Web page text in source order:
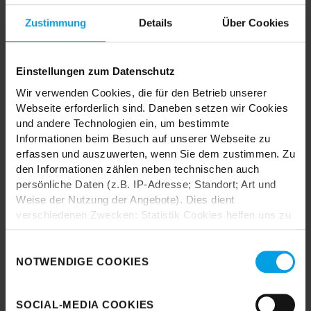
Zustimmung Details Über Cookies
Einstellungen zum Datenschutz
Wir verwenden Cookies, die für den Betrieb unserer
Webseite erforderlich sind. Daneben setzen wir Cookies
und andere Technologien ein, um bestimmte
Informationen beim Besuch auf unserer Webseite zu
erfassen und auszuwerten, wenn Sie dem zustimmen. Zu
den Informationen zählen neben technischen auch
persönliche Daten (z.B. IP-Adresse; Standort; Art und
Weise der Nutzung der Angebote). Dies dient
verschiedenen Zwecken: Statistik Cookies helfen uns zu
anonymisiert für statistische Zwecke auszuwerten.
Marketing Cookies helfen uns, Ihnen personalisierte
Werbung anzuzeigen. Social-Media-Cookies ermöglichen
es, eine Verbindung zu sozialen Netzwerken aufzubauen,
NOTWENDIGE COOKIES
SOCIAL-MEDIA COOKIES
MIX & MATCH DICH HAPPY
TRENDHOPPER STORES
Wie wäre es mit einer großen Portion Inspiration und Kreativität?
In unseren Stores findest du alle Trendhopper Möbel, Stoffe und
Styles.